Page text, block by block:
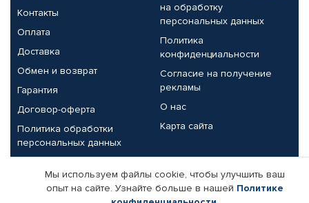
Контакты
Оплата
Доставка
Обмен и возврат
Гарантия
Договор-оферта
Политика обработки
персональных данных
на обработку
персональных данных
Политика
конфиденциальности
Согласие на получение
рекламы
О нас
Карта сайта
Партнерам
Корпоративным клиентам Реквизиты компании
Мы используем файлы cookie, чтобы улучшить ваш
опыт на сайте. Узнайте больше в нашей Политике